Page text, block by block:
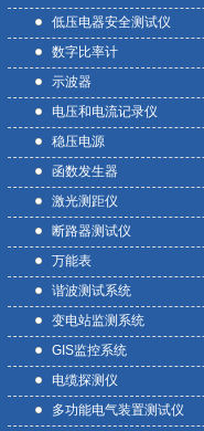
低压电器安全测试仪
数字比率计
示波器
电压和电流记录仪
稳压电源
函数发生器
激光测距仪
断路器测试仪
万能表
谐波测试系统
变电站监测系统
GIS监控系统
电缆探测仪
多功能电气装置测试仪